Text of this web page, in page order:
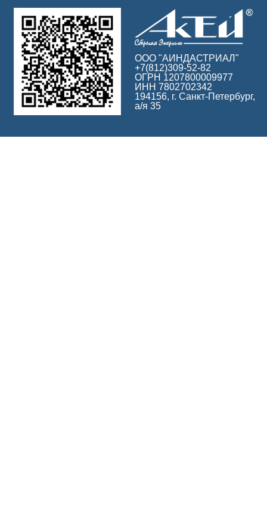
ООО "АИНДАСТРИАЛ"
+7(812)309-52-82
ОГРН 1207800009977
ИНН 7802702342
194156, г. Санкт-Петербург,
а/я 35